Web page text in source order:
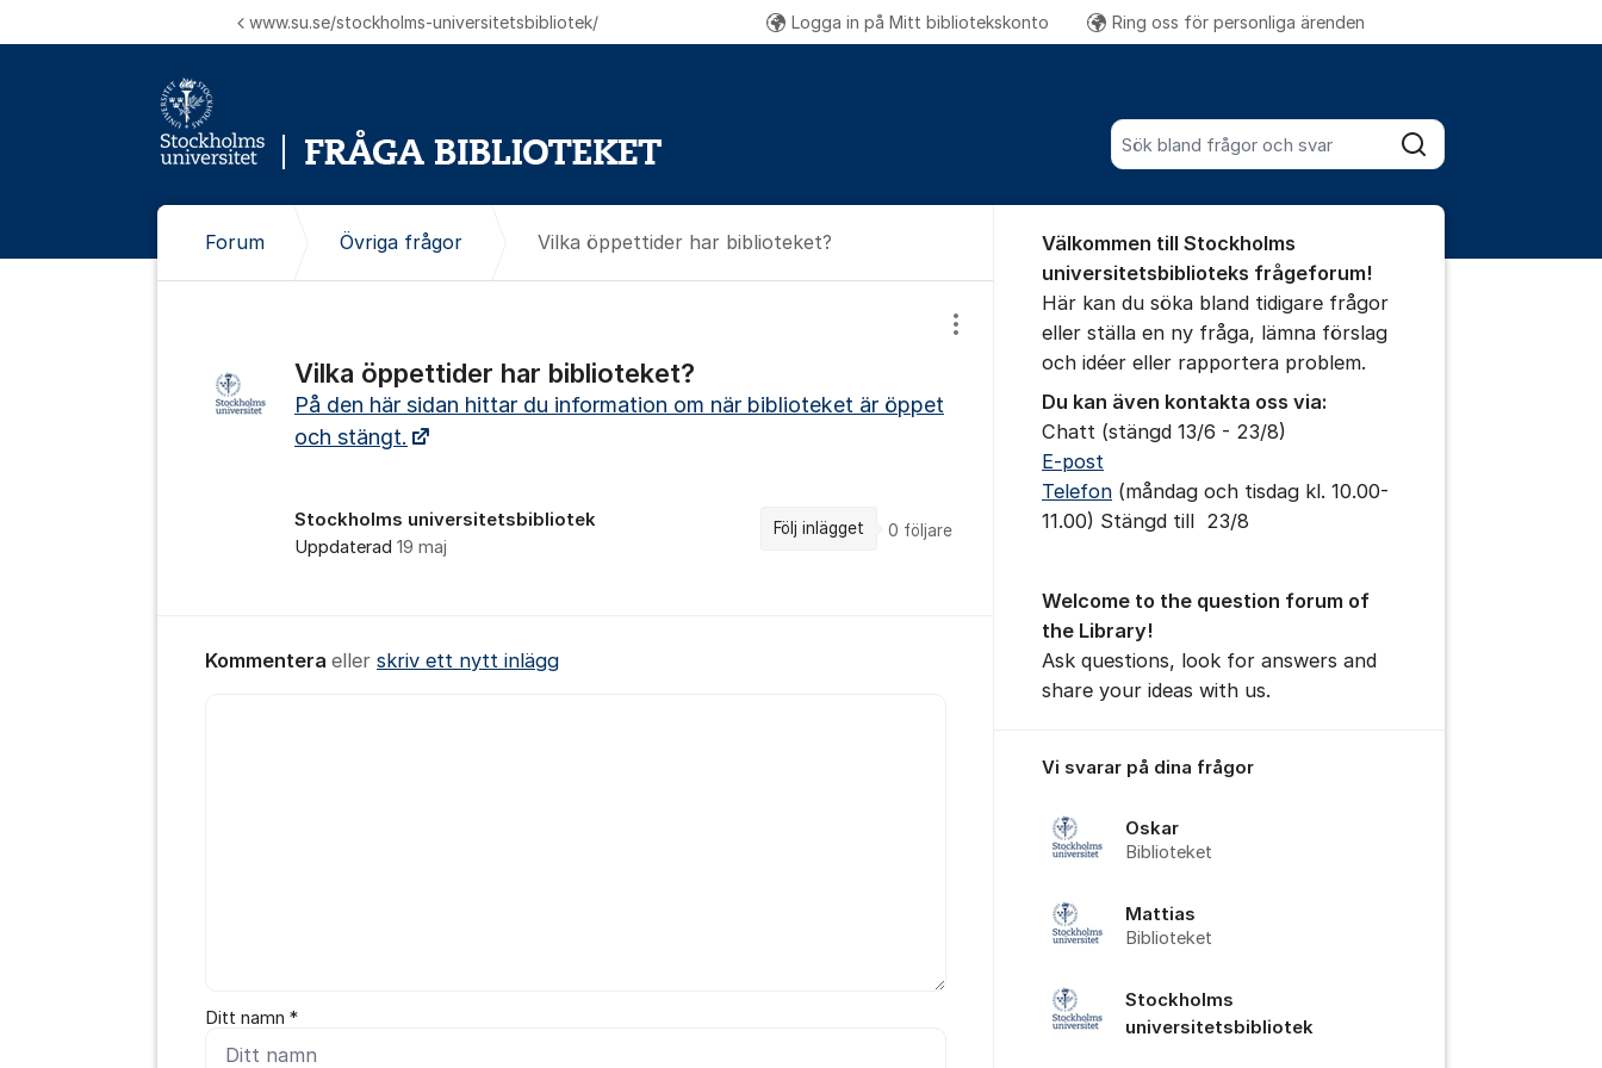
Sök bland alla inlägg
Sök
www.su.se/stockholms-universitetsbibliotek/ Logga in på Mitt bibliotekskonto Ring oss för personliga ärendenFler supportlänkar
Forum Övriga frågor Vilka öppettider har biblioteket?
Vilka öppettider har biblioteket?
Visa/dölj inställningar för inlägg/kommentar
På den här sidan hittar du information om när biblioteket är öppet
och stängt.
Stockholms universitetsbibliotek
Uppdaterad 19 maj
Följ inlägget 0 följare
Kommentera eller skriv ett nytt inlägg
Ditt namn *
Välkommen till Stockholms
universitetsbiblioteks frågeforum!
Här kan du söka bland tidigare frågor
eller ställa en ny fråga, lämna förslag
och idéer eller rapportera problem.
Du kan även kontakta oss via:
Chatt (stängd 13/6 - 23/8)
E-post
Telefon (måndag och tisdag kl. 10.00-
11.00) Stängd till 23/8
Welcome to the question forum of
the Library!
Ask questions, look for answers and
share your ideas with us.
Vi svarar på dina frågor
Oskar
Biblioteket
Mattias
Biblioteket
Stockholms
universitetsbibliotek